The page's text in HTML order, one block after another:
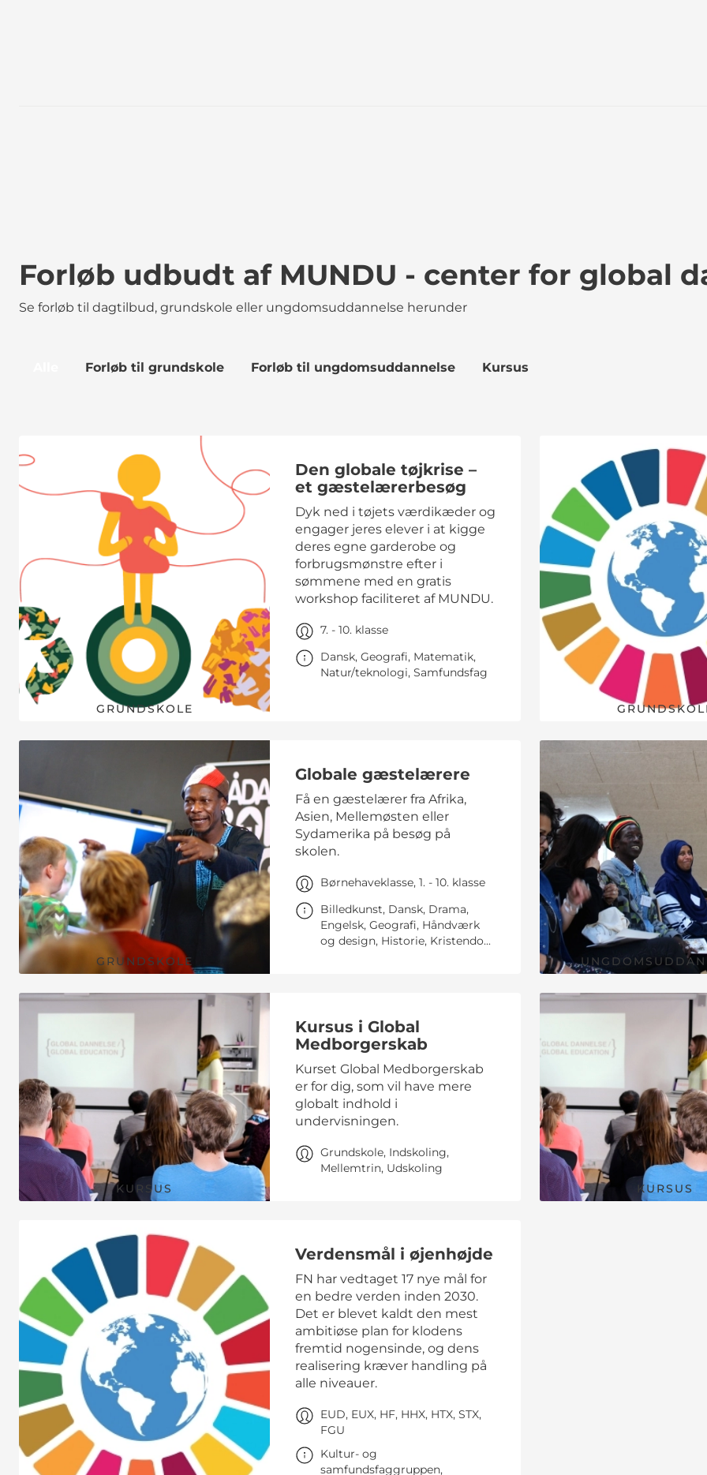
Forløb udbudt af MUNDU - center for global
Se forløb til dagtilbud, grundskole eller ungdomsuddannelse herunder
Forløb til grundskole Forløb til ungdomsuddannelse Kursus
GRUNDSKOLE
Den globale tøjkrise –
et gæstelærerbesøg
Dyk ned i tøjets værdikæder og
engager jeres elever i at kigge
deres egne garderobe og
forbrugsmønstre efter i
sømmene med en gratis
workshop faciliteret af MUNDU.
7. - 10. klasse
Dansk, Geografi, Matematik,
Natur/teknologi, Samfundsfag
GRUNDSKOLE
Globale gæstelærere
Få en gæstelærer fra Afrika,
Asien, Mellemøsten eller
Sydamerika på besøg på
skolen.
Børnehaveklasse, 1. - 10. klasse
Billedkunst, Dansk, Drama,
Engelsk, Geografi, Håndværk
og design, Historie, Kristendo...
KURSUS
Kursus i Global
Medborgerskab
Kurset Global Medborgerskab
er for dig, som vil have mere
globalt indhold i
undervisningen.
Grundskole, Indskoling,
Mellemtrin, Udskoling
KURSUS
Verdensmål i øjenhøjde
FN har vedtaget 17 nye mål for
en bedre verden inden 2030.
Det er blevet kaldt den mest
ambitiøse plan for klodens
fremtid nogensinde, og dens
realisering kræver handling på
alle niveauer.
EUD, EUX, HF, HHX, HTX, STX,
FGU
Kultur- og
samfundsfaggruppen,